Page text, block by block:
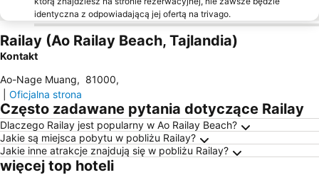
identyczna z odpowiadającą jej ofertą na trivago.
Railay (Ao Railay Beach, Tajlandia)
Kontakt
Ao-Nage Muang, 81000,
Oficjalna strona
Często zadawane pytania dotyczące Railay
Dlaczego Railay jest popularny w Ao Railay Beach?
Jakie są miejsca pobytu w pobliżu Railay?
Jakie inne atrakcje znajdują się w pobliżu Railay?
więcej top hoteli